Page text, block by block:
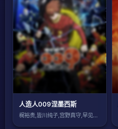
人造人009涅墨西斯
梶裕贵,皆川纯子,宫野真守,早见沙织,杉